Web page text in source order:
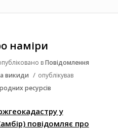
наміри
вПовідомлення
викиди / опублікував
ресурсів
у
повідомляє про